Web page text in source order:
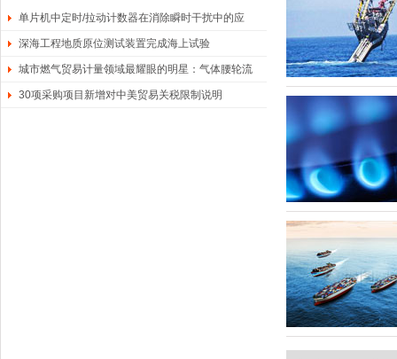
单片机中定时/拉动计数器在消除瞬时干扰中的应
深海工程地质原位测试装置完成海上试验
城市燃气贸易计量领域最耀眼的明星：气体腰轮流
30项采购项目新增对中美贸易关税限制说明